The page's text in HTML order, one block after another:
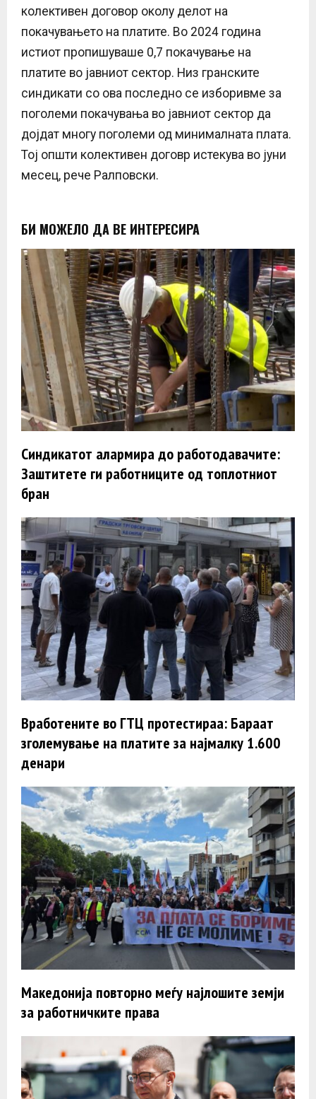
колективен договор околу делот на
покачувањето на платите. Во 2024 година
истиот пропишуваше 0,7 покачување на
платите во јавниот сектор. Низ гранските
синдикати со ова последно се изборивме за
поголеми покачувања во јавниот сектор да
дојдат многу поголеми од минималната плата.
Тој општи колективен договр истекува во јуни
месец, рече Ралповски.
БИ МОЖЕЛО ДА ВЕ ИНТЕРЕСИРА
Синдикатот алармира до работодавачите:
Заштитете ги работниците од топлотниот
бран
Вработените во ГТЦ протестираа: Бараат
зголемување на платите за најмалку 1.600
денари
Македонија повторно меѓу најлошите земји
за работничките права